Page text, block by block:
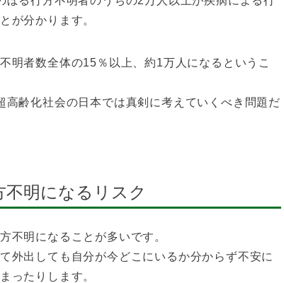
が分かります。
明者数全体の15％以上、約1万人になるというこ
齢化社会の日本では真剣に考えていくべき問題だ
不明になるリスク
不明になることが多いです。
外出しても自分が今どこにいるか分からず不安に
ったりします。